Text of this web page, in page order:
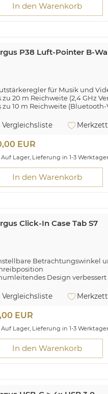
iPad (8th and 7th
inch, iPad Pro 10.5-inch,
In den Warenkorb
P38 Luft-Pointer B-
für Musik und
zu 20 m Reichweite (2,4 GHz
zu 10 m Reichweite
P38 Air Pointer. Wireless-
Schwarz,
Vergleichsliste
EUR
Auf Lager, Lieferung in 1-3
In den Warenkorb
Click-In Case Tab S7
Betrachtungswinkel
Design
S Pen®-Halterung
Samsung Galaxy Tab S7
Click-In. Etui-Typ: Folio,
Kompatibilität: Galaxy
27,9 cm (11 Zoll).
Vergleichsliste
EUR
Auf Lager, Lieferung in 1-3
In den Warenkorb